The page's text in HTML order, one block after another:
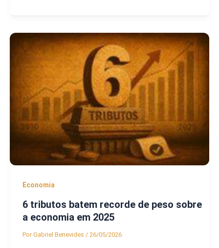
Economia
6 tributos batem recorde de peso sobre
a economia em 2025
PorGabriel Benevides / 26/05/2026